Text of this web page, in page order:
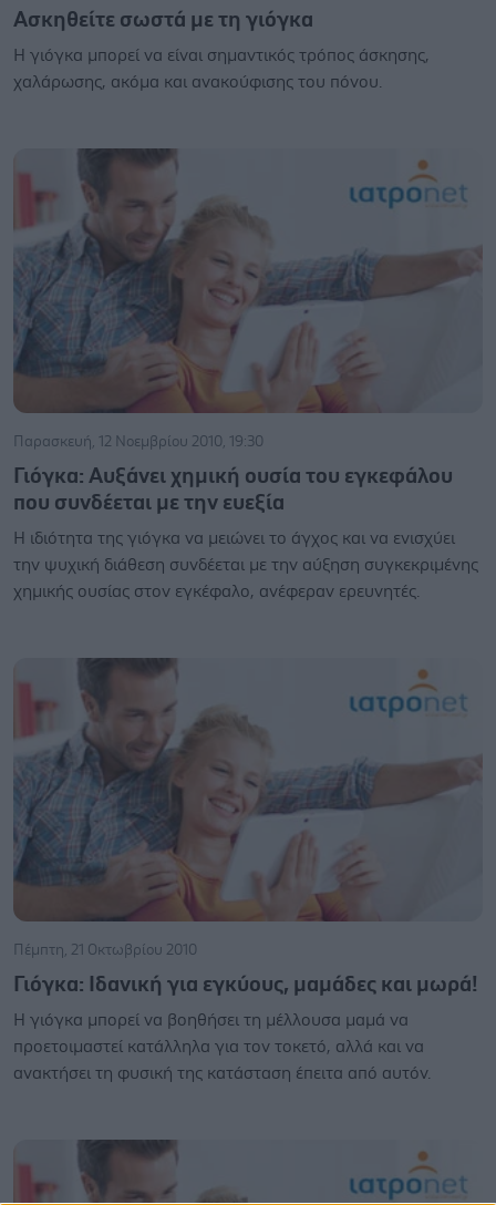
Ασκηθείτε σωστά με τη γιόγκα
Η γιόγκα μπορεί να είναι σημαντικός τρόπος άσκησης,
χαλάρωσης, ακόμα και ανακούφισης του πόνου.
Παρασκευή, 12 Νοεμβρίου 2010, 19:30
Γιόγκα: Αυξάνει χημική ουσία του εγκεφάλου
που συνδέεται με την ευεξία
Η ιδιότητα της γιόγκα να μειώνει το άγχος και να ενισχύει
την ψυχική διάθεση συνδέεται με την αύξηση συγκεκριμένης
χημικής ουσίας στον εγκέφαλο, ανέφεραν ερευνητές.
Πέμπτη, 21 Οκτωβρίου 2010
Γιόγκα: Ιδανική για εγκύους, μαμάδες και μωρά!
Η γιόγκα μπορεί να βοηθήσει τη μέλλουσα μαμά να
προετοιμαστεί κατάλληλα για τον τοκετό, αλλά και να
ανακτήσει τη φυσική της κατάσταση έπειτα από αυτόν.